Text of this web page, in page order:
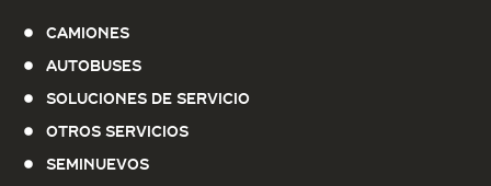
Camiones
Autobuses
Soluciones de servicio
Otros Servicios
Seminuevos